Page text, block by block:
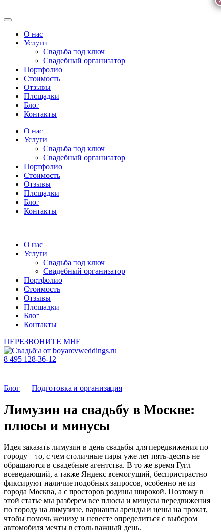
О нас
Услуги
Свадьба под ключ
Свадебный организатор
Портфолио
Стоимость
Отзывы
Площадки
Блог
Контакты
О нас
Услуги
Свадьба под ключ
Свадебный организатор
Портфолио
Стоимость
Отзывы
Площадки
Блог
Контакты
О нас
Услуги
Свадьба под ключ
Свадебный организатор
Портфолио
Стоимость
Отзывы
Площадки
Блог
Контакты
ПЕРЕЗВОНИТЕ МНЕ
8 495 128-36-12
Блог — Подготовка и организация
Лимузин на свадьбу в Москве:
плюсы и минусы
Идея заказать лимузин в день свадьбы для передвижения по
городу – то, с чем столичные пары уже лет пять-десять не
обращаются в свадебные агентства. В то же время Гугл
всеведающий, а также Яндекс всемогущий, беспристрастно
фиксируют наличие подобных запросов, особенно не из
города Москва, а с просторов родины широкой. Поэтому в
этой статье мы разберем все плюсы и минусы передвижения
по городу на лимузине, варианты аренды и цены на прокат,
чтобы помочь жениху и невесте определиться с выбором
автомобиля мечты в столь важный день.